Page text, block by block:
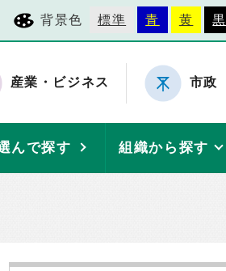
背景色 標準 青 黄 黒
産業・ビジネス 市政
んで探す 組織から探す